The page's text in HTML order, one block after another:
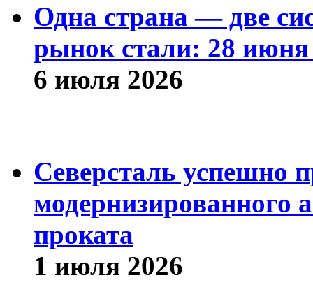
Одна страна — две
рынок стали: 28
6 июля 2026
Северсталь успешно
модернизированного
проката
1 июля 2026